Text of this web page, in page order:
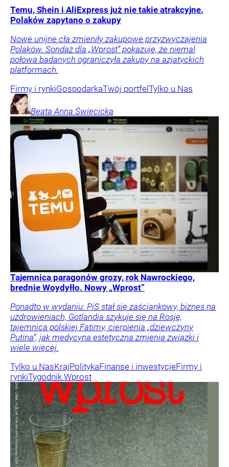
Temu, Shein i AliExpress już nie takie atrakcyjne.
Polaków zapytano o zakupy
Nowe unijne cła zmieniły zakupowe przyzwyczajenia
Polaków. Sondaż dla „Wprost” pokazuje, że niemal
połowa badanych ograniczyła zakupy na azjatyckich
platformach.
Firmy i rynkiGospodarkaTwój portfel Tylko u Nas
Beata Anna Święcicka
Tajemnica paragonów grozy, rok Nawrockiego,
brednie Woydyłło. Nowy „Wprost”
Ponadto w wydaniu: PiS stał się zaściankowy, biznes na
uzdrowieniach, Gotlandia szykuje się na Rosję,
tajemnica polskiej Fatimy, cierpienia „dziewczyny
Putina”, jak medycyna estetyczna zmienia związki i
wiele więcej.
Tylko u NasKrajPolitykaFinanse i inwestycjeFirmy i
rynkiTygodnik Wprost